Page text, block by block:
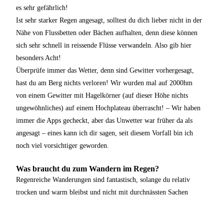
es sehr gefährlich!
Ist sehr starker Regen angesagt, solltest du dich lieber nicht in der
Nähe von Flussbetten oder Bächen aufhalten, denn diese können
sich sehr schnell in reissende Flüsse verwandeln. Also gib hier
besonders Acht!
Überprüfe immer das Wetter, denn sind Gewitter vorhergesagt,
hast du am Berg nichts verloren! Wir wurden mal auf 2000hm
von einem Gewitter mit Hagelkörner (auf dieser Höhe nichts
ungewöhnliches) auf einem Hochplateau überrascht! – Wir haben
immer die Apps gecheckt, aber das Unwetter war früher da als
angesagt – eines kann ich dir sagen, seit diesem Vorfall bin ich
noch viel vorsichtiger geworden.
Was braucht du zum Wandern im Regen?
Regenreiche Wanderungen sind fantastisch, solange du relativ
trocken und warm bleibst und nicht mit durchnässten Sachen